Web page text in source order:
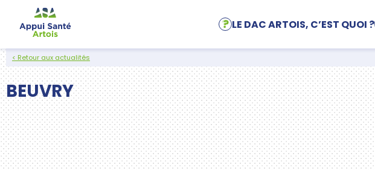
Aller au contenu
LE DAC ARTOIS, C’EST QUOI ?
< Retour aux actualités
BEUVRY